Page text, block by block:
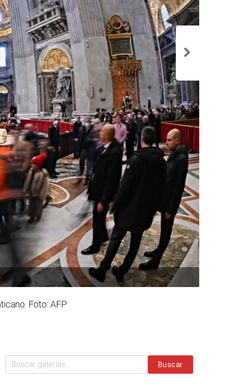
Foto: AFP
Buscar